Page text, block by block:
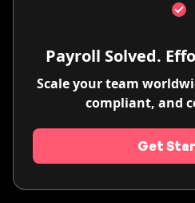
Payroll Solved.
Scale your team
compliant, and
Get